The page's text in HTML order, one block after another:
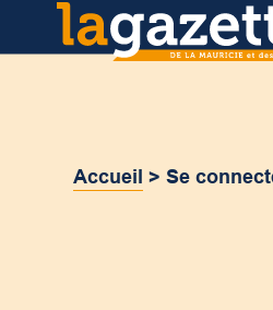
Accueil >Se